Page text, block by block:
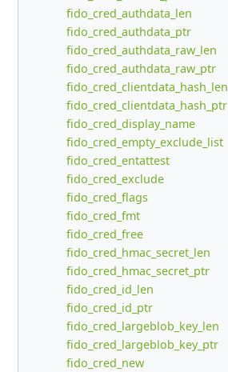
fido_cred_authdata_len
fido_cred_authdata_ptr
fido_cred_authdata_raw_len
fido_cred_authdata_raw_ptr
fido_cred_clientdata_hash_len
fido_cred_clientdata_hash_ptr
fido_cred_display_name
fido_cred_empty_exclude_list
fido_cred_entattest
fido_cred_exclude
fido_cred_flags
fido_cred_fmt
fido_cred_free
fido_cred_hmac_secret_len
fido_cred_hmac_secret_ptr
fido_cred_id_len
fido_cred_id_ptr
fido_cred_largeblob_key_len
fido_cred_largeblob_key_ptr
fido_cred_new